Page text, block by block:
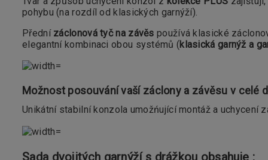
pohybu (na rozdíl od klasických garnýží).
Přední záclonová tyč na závěs používá klasické
elegantní kombinaci obou systémů (klasická garnýž a
Možnost posouvání vaší záclony a závěsu v celé
Unikátní stabilní konzola umožńující montáž a uchycení
Sada dvojitých garnýží s drážkou obsahuje :